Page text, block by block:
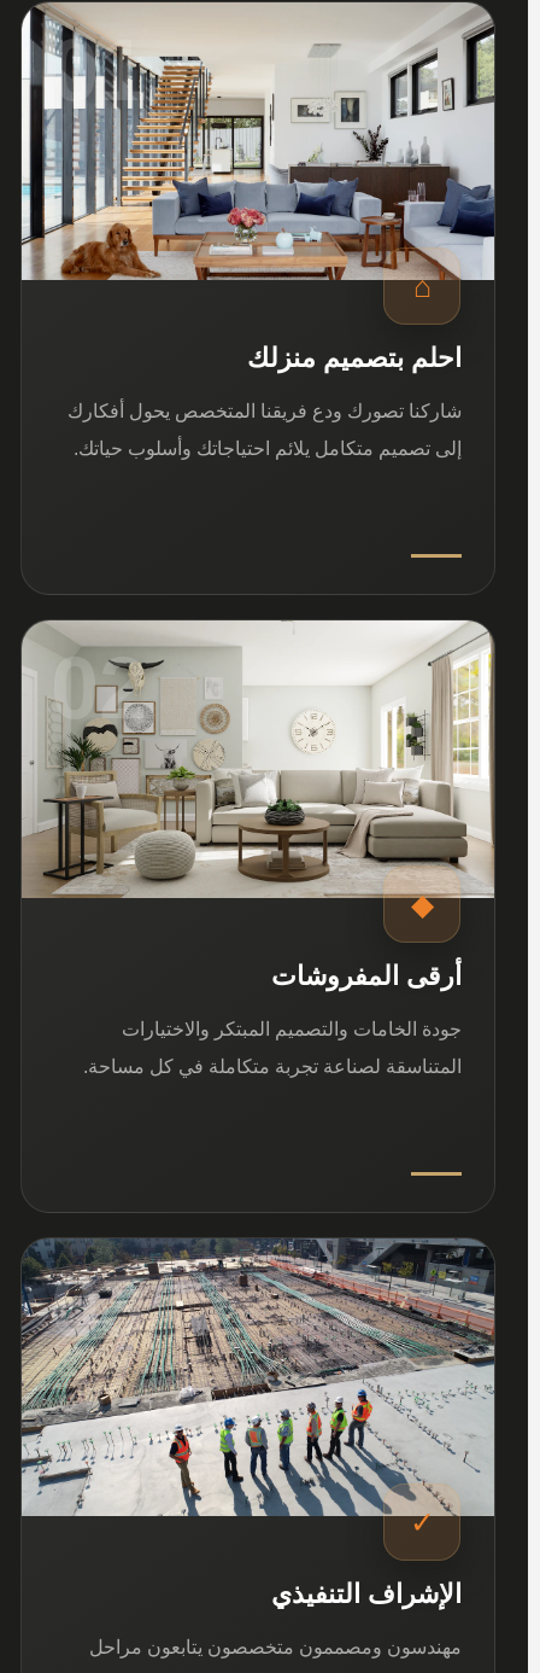
01
⌂
احلم بتصميم منزلك
شاركنا تصورك ودع فريقنا المتخصص يحول أفكارك
إلى تصميم متكامل يلائم احتياجاتك وأسلوب حياتك.
02
◆
أرقى المفروشات
جودة الخامات والتصميم المبتكر والاختيارات
المتناسقة لصناعة تجربة متكاملة في كل مساحة.
03
✓
الإشراف التنفيذي
مهندسون ومصممون متخصصون يتابعون مراحل